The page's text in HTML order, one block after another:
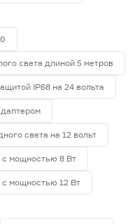
света длиной 5 метров
IP68 на 24 вольта
света на 12 вольт
с мощностью 8 Вт
мощностью 12 Вт